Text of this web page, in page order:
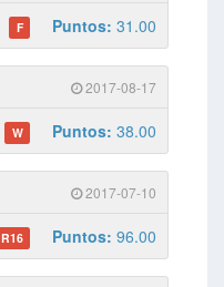
F Puntos: 31.00
2017-08-17
W Puntos: 38.00
2017-07-10
R16 Puntos: 96.00